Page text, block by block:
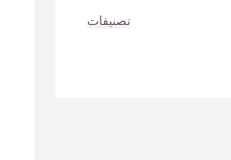
تصنيفات